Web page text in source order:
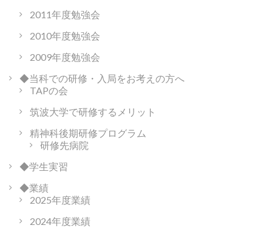
2011年度勉強会
2010年度勉強会
2009年度勉強会
◆当科での研修・入局をお考えの方へ
TAPの会
筑波大学で研修するメリット
精神科後期研修プログラム
研修先病院
◆学生実習
◆業績
2025年度業績
2024年度業績